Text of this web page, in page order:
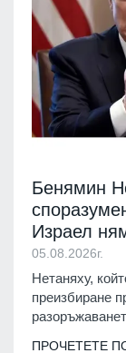
Бенямин
Израел
05.08.2026г.
Нетаняху,
преизбиране
ПРОЧЕТЕТЕ